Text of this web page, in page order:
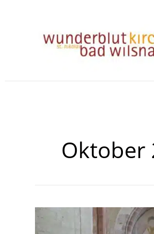
Oktober
Zukünftige
Holzrestauratoren